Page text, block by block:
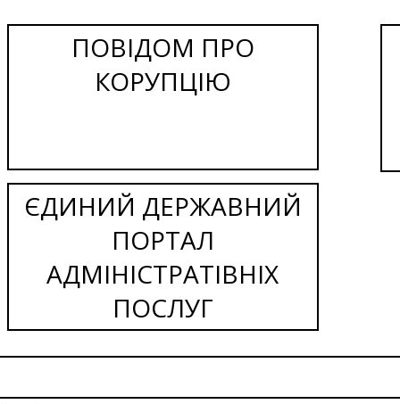
ПОВІДОМ ПРО
КОРУПЦІЮ
ЄДИНИЙ ДЕРЖАВНИЙ
ПОРТАЛ
АДМІНІСТРАТІВНІХ
ПОСЛУГ